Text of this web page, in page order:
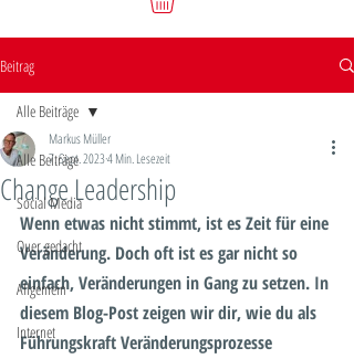
Beitrag
Alle Beiträge
Social Media
Quer gedacht
Allgemein
Internet
Alle Beiträge
Change Leadership
Markus Müller
7. Sept. 20234 Min. Lesezeit
Wenn etwas nicht stimmt, ist es Zeit für eine
Veränderung. Doch oft ist es gar nicht so
einfach, Veränderungen in Gang zu setzen. In
diesem Blog-Post zeigen wir dir, wie du als
Führungskraft Veränderungsprozesse